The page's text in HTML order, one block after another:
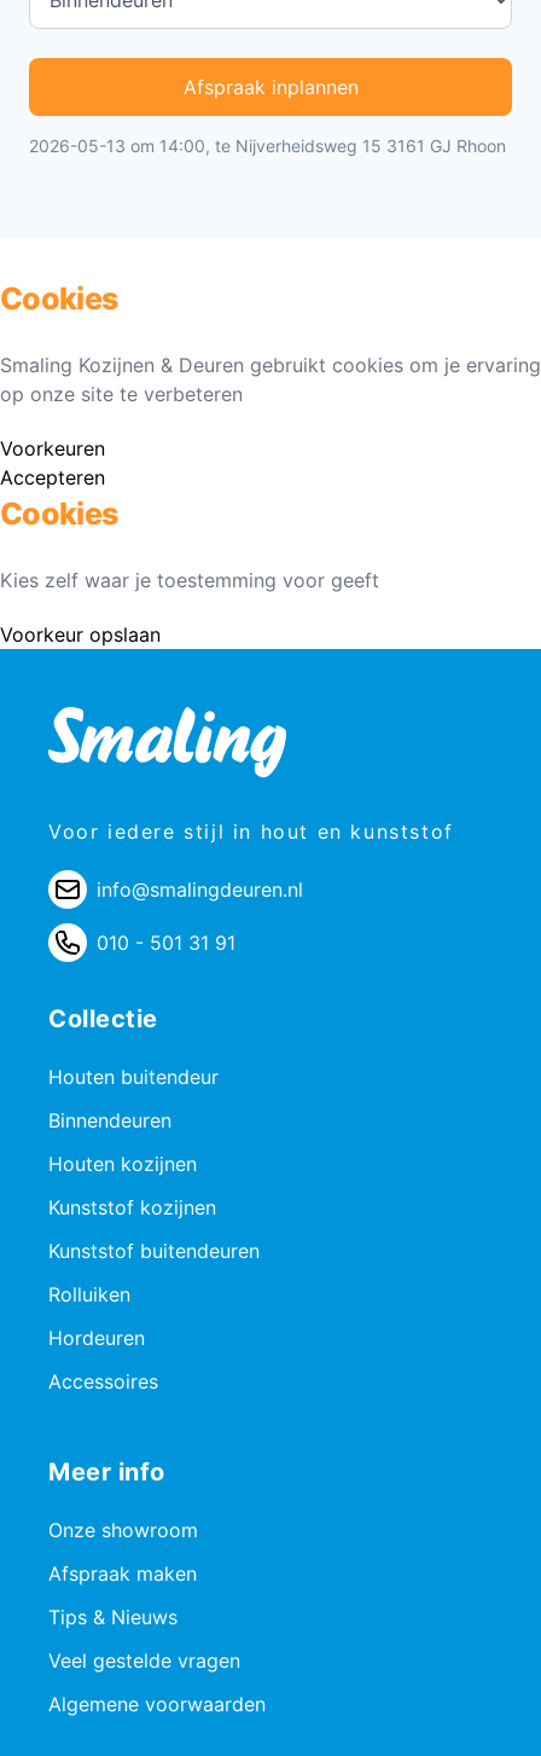
Afspraak inplannen
2026-05-13 om 14:00, te Nijverheidsweg 15 3161 GJ Rhoon
Cookies
Smaling Kozijnen & Deuren gebruikt cookies om je ervaring
op onze site te verbeteren
Voorkeuren
Accepteren
Cookies
Kies zelf waar je toestemming voor geeft
Voorkeur opslaan
Voor iedere stijl in hout en kunststof
info@smalingdeuren.nl
010 - 501 31 91
Collectie
Houten buitendeur
Binnendeuren
Houten kozijnen
Kunststof kozijnen
Kunststof buitendeuren
Rolluiken
Hordeuren
Accessoires
Meer info
Onze showroom
Afspraak maken
Tips & Nieuws
Veel gestelde vragen
Algemene voorwaarden